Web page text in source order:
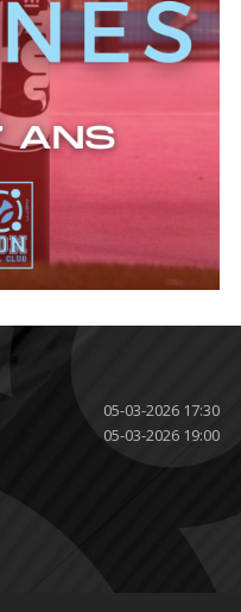
05-03-2026 17:30
05-03-2026 19:00